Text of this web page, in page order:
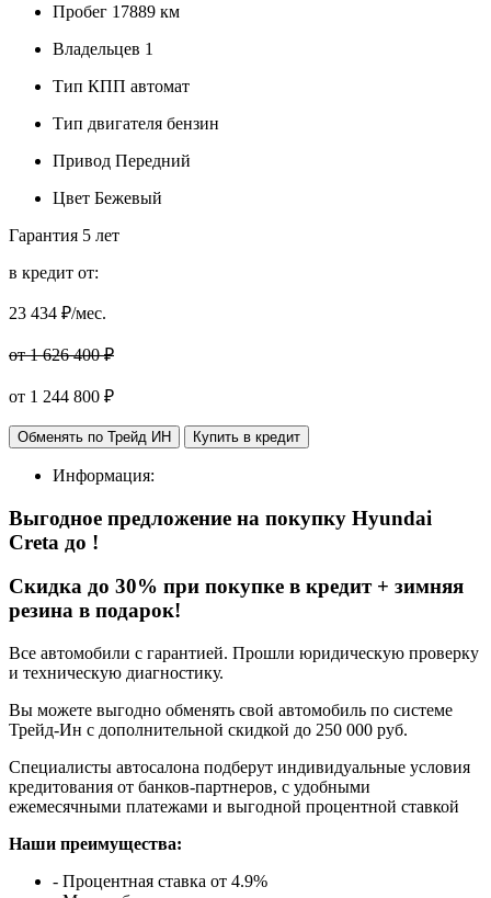
Пробег 17889 км
Владельцев 1
Тип КПП автомат
Тип двигателя бензин
Привод Передний
Цвет Бежевый
Гарантия 5 лет
в кредит от:
23 434 ₽/мес.
от 1 626 400 ₽
от 1 244 800 ₽
Обменять по Трейд ИН Купить в кредит
Информация:
Выгодное предложение на покупку Hyundai
Creta до !
Cкидка до 30% при покупке в кредит + зимняя
резина в подарок!
Все автомобили с гарантией. Прошли юридическую проверку
и техническую диагностику.
Вы можете выгодно обменять свой автомобиль по системе
Трейд-Ин с дополнительной скидкой до 250 000 руб.
Специалисты автосалона подберут индивидуальные условия
кредитования от банков-партнеров, с удобными
ежемесячными платежами и выгодной процентной ставкой
Наши преимущества:
- Процентная ставка от 4.9%